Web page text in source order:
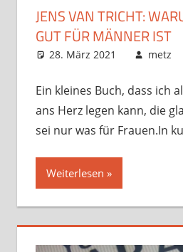
JENS VAN TRICHT:
GUT FÜR MÄNNER IST
28. März 2021 metz
Ein kleines Buch, dass ich
ans Herz legen kann, die
sei nur was für Frauen.In
Weiterlesen